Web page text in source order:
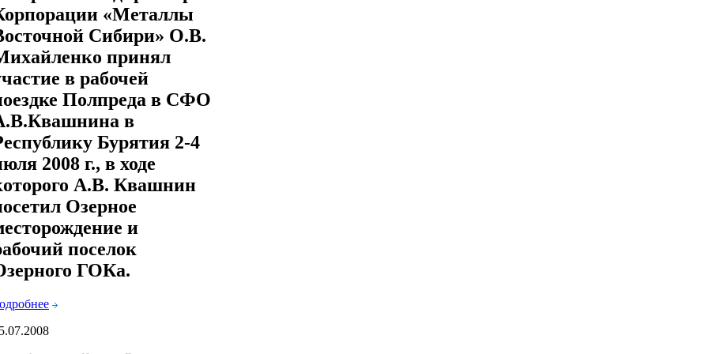
«Металлы
Сибири» О.В.
принял
в рабочей
Полпреда в СФО
в
Бурятия 2-4
2008 г., в ходе
А.В. Квашнин
Озерное
и
поселок
ГОКа.